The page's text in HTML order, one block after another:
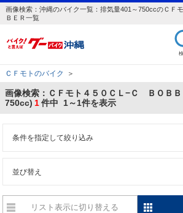
画像検索：沖縄のバイク一覧：排気量401～750ccのＣＦ
ＢＥＲ一覧
ＣＦモトのバイク ＞
画像検索：ＣＦモト４５０ＣＬ−Ｃ ＢＯＢＢ
750cc) 1件中 1～1件を表示
条件を指定して絞り込み
並び替え
リスト表示に切り替える